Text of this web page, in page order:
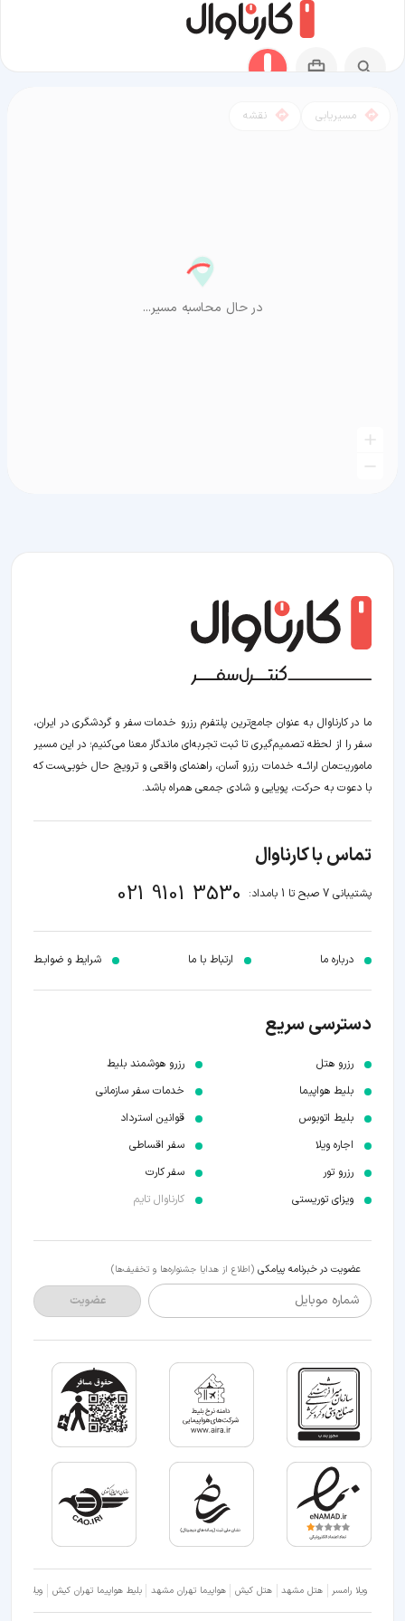
مسیریابی نقشه
در حال محاسبه مسیر...
ما در کارناوال به عنوان جامع‌ترین پلتفرم رزرو خدمات سفر و گردشگری در ایران،
سفر را از لحظه‌ تصمیم‌گیری تا ثبت تجربه‌ای ماندگار معنا می‌کنیم؛ در این مسیر‍
ماموریت‌مان اراﺋــﻪ خدمات رزرو آسان، راهنمای واقعی و ترویج حال خوبی‌ست که
با دعوت به حرکت، پویایی و شادی جمعی همراه باشد.
تماس با کارناوال
پشتیبانی 7 صبح تا 1 بامداد: 021 9101 3530
درباره ما ارتباط با ما شرایط و ضوابـط
دسترسی سریع
رزرو هتل
بلیط هواپیما
بلیط اتوبوس
اجاره ویلا
رزرو تور
ویزای توریستی
رزرو هوشمند بلیط
خدمات سفر سازمانی
قوانین استرداد
سفر اقساطی
سفر کارت
کارناوال تایم
عضویت در خبرنامه پیامکی (اطلاع از هدایا جشنواره‌ها و تخفیف‌ها)
شماره موبایل عضویت
ویلا رامسر هتل مشهد هتل کیش هواپیما تهران مشهد بلیط هواپیما تهران کیش ویلا شمال